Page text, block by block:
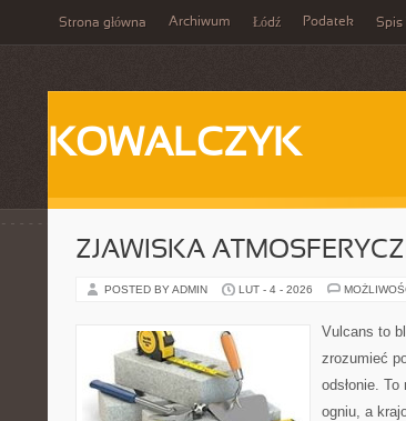
Strona główna Archiwum Łódź Podatek Spis
KOWALCZYK
ZJAWISKA
POSTED BY ADMIN LUT - 4 - 2026
Vulcans to
zrozumieć
odsłonie.
ogniu, a